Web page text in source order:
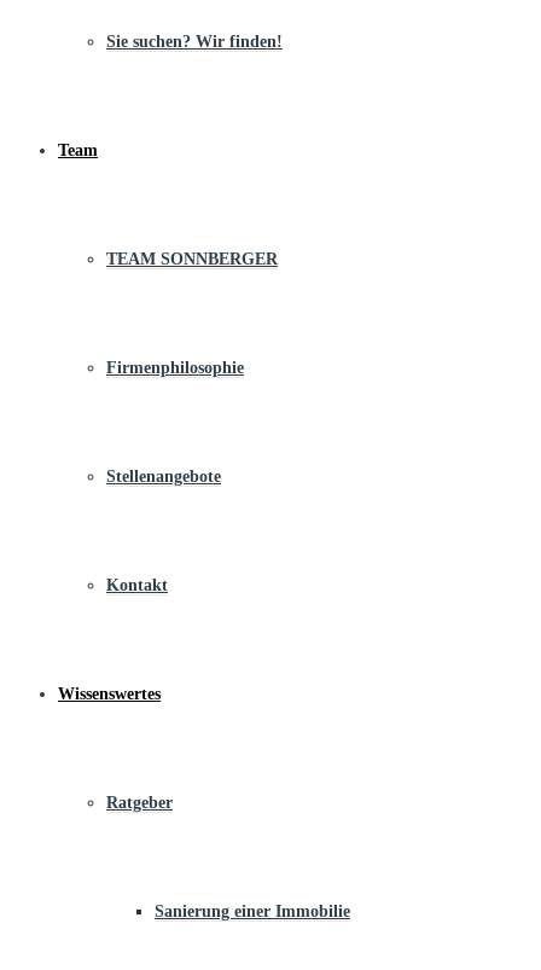
Sie suchen? Wir finden!
Team
TEAM SONNBERGER
Firmenphilosophie
Stellenangebote
Kontakt
Wissenswertes
Ratgeber
Sanierung einer Immobilie